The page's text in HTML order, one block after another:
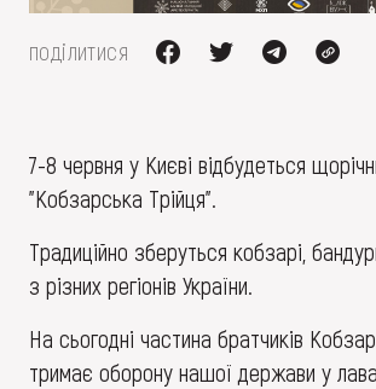
поділитися
7-8 червня у Києві відбудеться
"Кобзарська Трійця".
Традиційно зберуться кобзарі,
з різних регіонів України.
На сьогодні частина братчиків
тримає оборону нашої держави у